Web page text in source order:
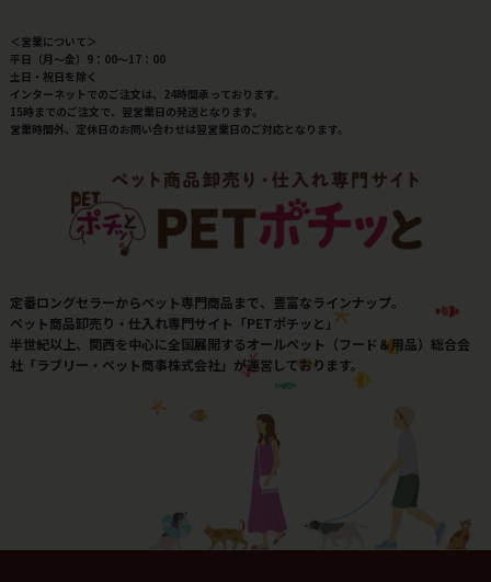
＜営業について＞
平日（月～金）9：00～17：00
土日・祝日を除く
インターネットでのご注文は、24時間承っております。
15時までのご注文で、翌営業日の発送となります。
営業時間外、定休日のお問い合わせは翌営業日のご対応となります。
定番ロングセラーからペット専門商品まで、豊富なラインナップ。
ペット商品卸売り・仕入れ専門サイト「PETポチッと」
半世紀以上、関西を中心に全国展開するオールペット（フード＆用品）総合会
社「ラブリー・ペット商事株式会社」が運営しております。